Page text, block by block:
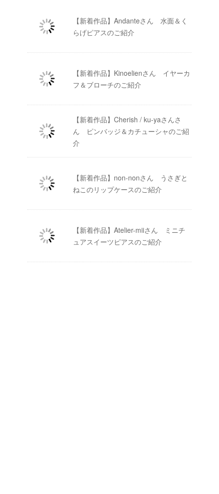
【新着作品】Andanteさん 水面＆く
らげピアスのご紹介
【新着作品】Kinoelienさん イヤーカ
フ＆ブローチのご紹介
【新着作品】Cherish / ku-yaさんさ
ん ピンバッジ＆カチューシャのご紹
介
【新着作品】non-nonさん うさぎと
ねこのリップケースのご紹介
【新着作品】Atelier-miiさん ミニチ
ュアスイーツピアスのご紹介